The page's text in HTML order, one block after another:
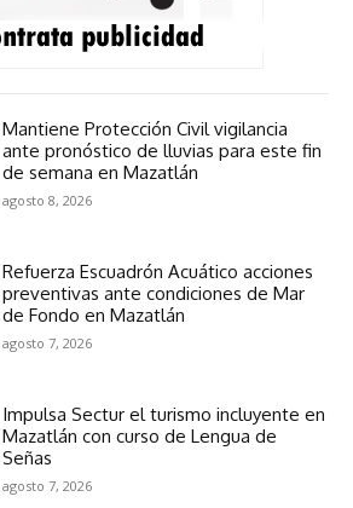
Mantiene Protección Civil vigilancia
ante pronóstico de lluvias para este fin
de semana en Mazatlán
agosto 8, 2026
Refuerza Escuadrón Acuático acciones
preventivas ante condiciones de Mar
de Fondo en Mazatlán
agosto 7, 2026
Impulsa Sectur el turismo incluyente en
Mazatlán con curso de Lengua de
Señas
agosto 7, 2026